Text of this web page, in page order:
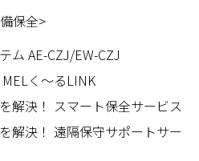
保全>
ム AE-CZJ/EW-CZJ
く～るLINK
解決！ スマート保全サービス
解決！ 遠隔保守サポートサー